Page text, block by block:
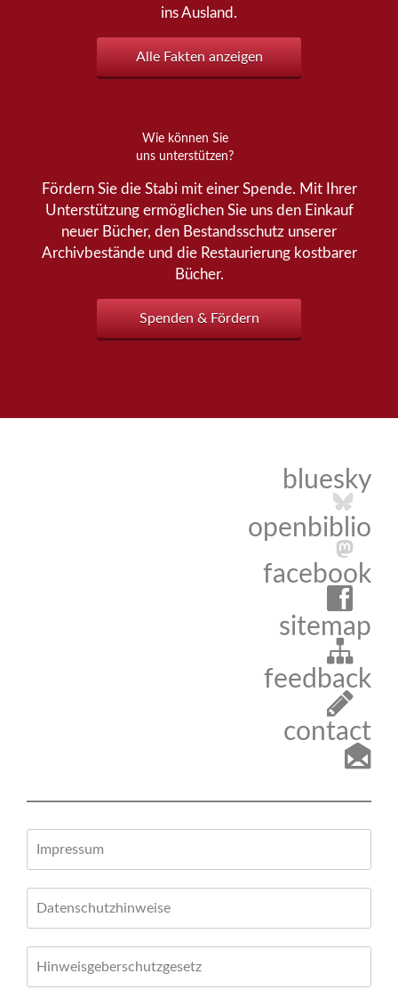
ins Ausland.
Alle Fakten anzeigen
Wie können Sie
uns unterstützen?
Fördern Sie die Stabi mit einer Spende. Mit Ihrer
Unterstützung ermöglichen Sie uns den Einkauf
neuer Bücher, den Bestandsschutz unserer
Archivbestände und die Restaurierung kostbarer
Bücher.
Spenden & Fördern
bluesky
openbiblio
facebook
sitemap
feedback
contact
Impressum
Datenschutzhinweise
Hinweisgeberschutzgesetz